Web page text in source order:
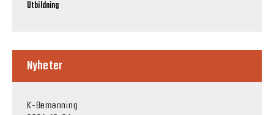
Utbildning
Nyheter
K-Bemanning